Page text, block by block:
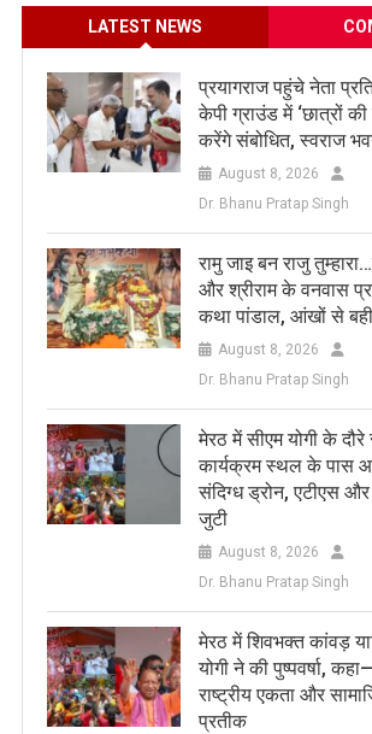
LATEST NEWS
प्रयागराज पहुंचे नेता
केपी ग्राउंड में ‘छात्रों
करेंगे संबोधित, स्वराज
August 8, 2026
Dr. Bhanu Pratap Singh
रामु जाइ बन राजु
और श्रीराम के वनवास
कथा पांडाल, आंखों से
August 8, 2026
Dr. Bhanu Pratap Singh
मेरठ में सीएम योगी के
कार्यक्रम स्थल के पास
संदिग्ध ड्रोन, एटीएस
जुटी
August 8, 2026
Dr. Bhanu Pratap Singh
मेरठ में शिवभक्त कांवड़
योगी ने की पुष्पवर्षा,
राष्ट्रीय एकता और
प्रतीक